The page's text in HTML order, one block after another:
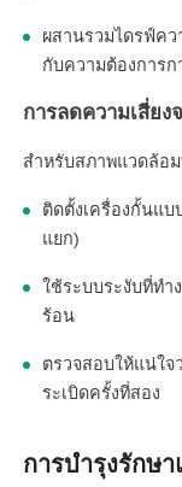
ผสานรวมไดรฟ์คว
กับความต้องการก
การลดความเสี่ยง
สำหรับสภาพแวดล้อ
ติดตั้งเครื่องกั้นแ
แยก)
ใช้ระบบระงับที่ทำ
ร้อน
ตรวจสอบให้แน่ใจ
ระเบิดครั้งที่สอง
การบำรุงรักษ